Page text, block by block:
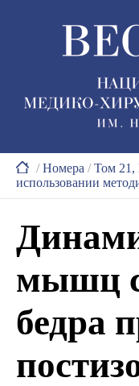
/Номера /Том 21,
использовании
мышц
бедра